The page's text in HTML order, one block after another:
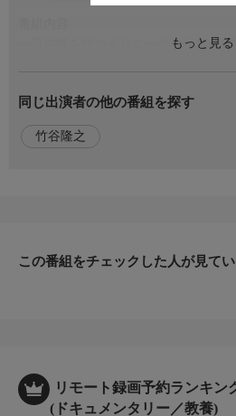
もっと見る
一流の眼を持つクリエーターたちが
んだったニシン漁。船大工たちが彫刻
まれの竹谷隆之さんにとって強烈な
模様に漁師の心意気を見る。
同じ出演者の他の番組を探す
竹谷隆之
この番組をチェックした人が見て
リモート録画予約ランキン
(ドキュメンタリー／教養)